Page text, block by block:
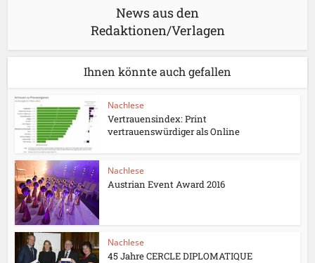
News aus den
Redaktionen/Verlagen
Ihnen könnte auch gefallen
Nachlese
Vertrauensindex: Print
vertrauenswürdiger als Online
Nachlese
Austrian Event Award 2016
Nachlese
45 Jahre CERCLE DIPLOMATIQUE